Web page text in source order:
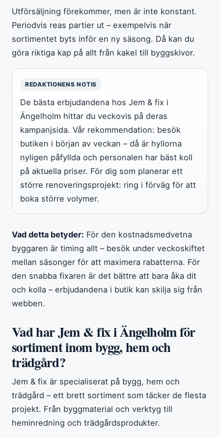
Utförsäljning förekommer, men är inte konstant.
Periodvis reas partier ut – exempelvis när
sortimentet byts inför en ny säsong. Då kan du
göra riktiga kap på allt från kakel till byggskivor.
REDAKTIONENS NOTIS
De bästa erbjudandena hos Jem & fix i
Ängelholm hittar du veckovis på deras
kampanjsida. Vår rekommendation: besök
butiken i början av veckan – då är hyllorna
nyligen påfyllda och personalen har bäst koll
på aktuella priser. För dig som planerar ett
större renoveringsprojekt: ring i förväg för att
boka större volymer.
Vad detta betyder: För den kostnadsmedvetna
byggaren är timing allt – besök under veckoskiftet
mellan säsonger för att maximera rabatterna. För
den snabba fixaren är det bättre att bara åka dit
och kolla – erbjudandena i butik kan skilja sig från
webben.
Vad har Jem & fix i Ängelholm för
sortiment inom bygg, hem och
trädgård?
Jem & fix är specialiserat på bygg, hem och
trädgård – ett brett sortiment som täcker de flesta
projekt. Från byggmaterial och verktyg till
heminredning och trädgårdsprodukter.